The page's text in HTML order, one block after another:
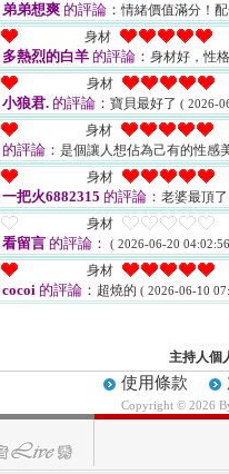
弟弟想爽 的評論：情緒價值滿分！
身材
多熱烈的白羊 的評論： 身材好，性
身材
小狼君. 的評論： 寶貝最好了 ( 2026-
身材
的評論： 是個讓人想佔為己有的性感
身材
一把火6882315 的評論： 老婆最頂
身材
看留言 的評論： ( 2026-06-20
身材
cocoi 的評論： 超燒的 ( 2026-06-10
主持人個
使用條款
Copyright © 2026